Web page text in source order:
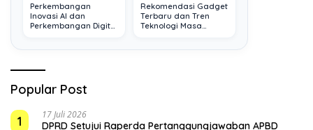
Perkembangan
Inovasi AI dan
Perkembangan Digital
Rekomendasi Gadget
Terbaru dan Tren
Teknologi Masa
Popular Post
1
17 Juli 2026
DPRD Setujui Raperda Pertanggungjawaban APBD